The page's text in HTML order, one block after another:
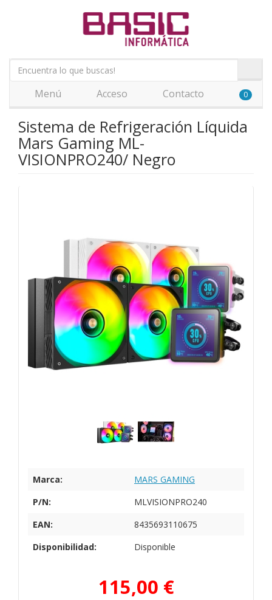
Menú Acceso Contacto 0
Sistema de Refrigeración Líquida
Mars Gaming ML-
VISIONPRO240/ Negro
Marca:
MARS GAMING
P/N:
MLVISIONPRO240
EAN:
8435693110675
Disponibilidad:
Disponible
115,00 €